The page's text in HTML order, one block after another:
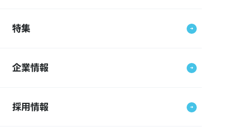
特集
企業情報
採用情報